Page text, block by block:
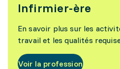
Infirmier-ère
En savoir plus sur les
travail et les qualités
Voir la profession